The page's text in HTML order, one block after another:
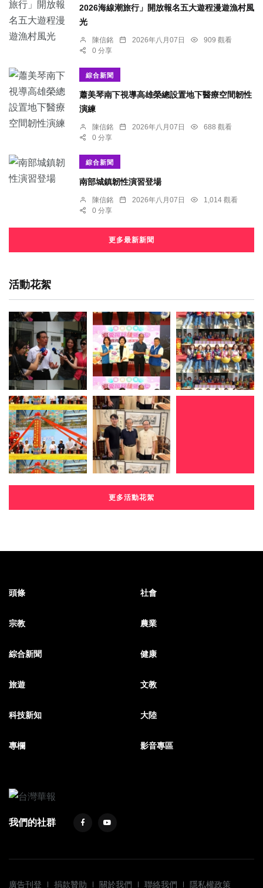
2026海線潮旅行」開放報名五大遊程漫遊漁村風
光
陳信銘 2026年八月07日
909 觀看
0 分享
綜合新聞
蕭美琴南下視導高雄榮總設置地下醫療空間韌性
演練
陳信銘 2026年八月07日
688 觀看
0 分享
綜合新聞
南部城鎮韌性演習登場
陳信銘 2026年八月07日
1,014 觀看
0 分享
更多最新新聞
活動花絮
更多活動花絮
頭條 社會
宗教 農業
綜合新聞 健康
旅遊 文教
科技新知 大陸
專欄 影音專區
我們的社群
廣告刊登 捐款贊助 關於我們 聯絡我們 隱私權政策